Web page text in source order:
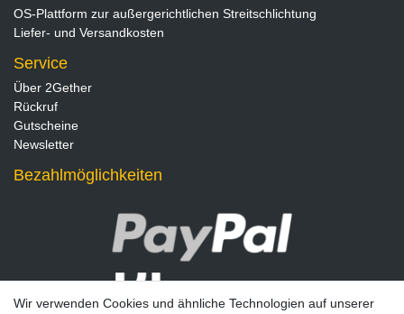
OS-Plattform zur außergerichtlichen Streitschlichtung
Liefer- und Versandkosten
Service
Über 2Gether
Rückruf
Gutscheine
Newsletter
Bezahlmöglichkeiten
Wir verwenden Cookies und ähnliche Technologien auf unserer